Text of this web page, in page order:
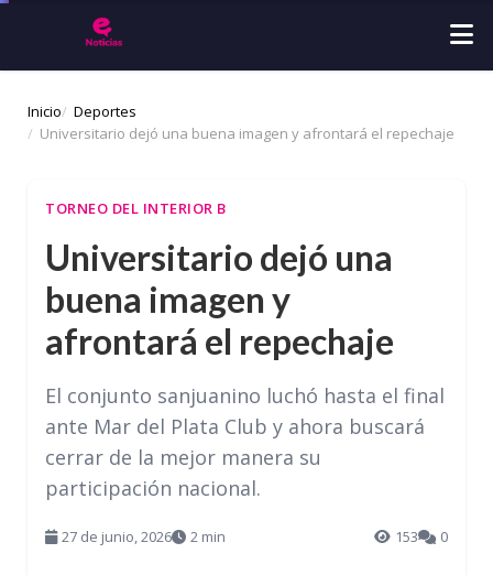
Inicio
Deportes
Universitario dejó una buena imagen y afrontará el repechaje
TORNEO DEL INTERIOR B
Universitario dejó una
buena imagen y
afrontará el repechaje
El conjunto sanjuanino luchó hasta el final
ante Mar del Plata Club y ahora buscará
cerrar de la mejor manera su
participación nacional.
27 de junio, 2026 2 min 153 0